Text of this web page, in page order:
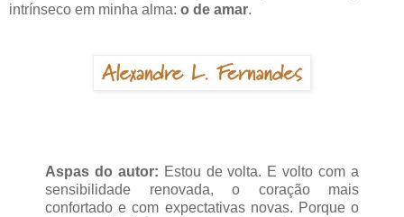
intrínseco em minha alma: o de amar.
Aspas do autor: Estou de volta. E volto com a
sensibilidade renovada, o coração mais
confortado e com expectativas novas. Porque o